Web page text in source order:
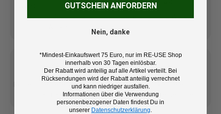
Vom Outdoor Spezialisten
geprüfte Second Hand
Lieferung in 3-5 Werktagen
Kostenlose Lieferung ab 100
€ (DE/AT)
14 Tage Rückgaberecht und
kostenlose Retoure
GUTSCHEIN ANFORDERN
Nein, danke
*Mindest-Einkaufswert 75 Euro, nur im RE-USE Shop
innerhalb von 30 Tagen einlösbar.
Der Rabatt wird anteilig auf alle Artikel verteilt. Bei
Rücksendungen wird der Rabatt anteilig verrechnet
und kann niedriger ausfallen.
Informationen über die Verwendung
personenbezogener Daten findest Du in
unserer Datenschutzerklärung